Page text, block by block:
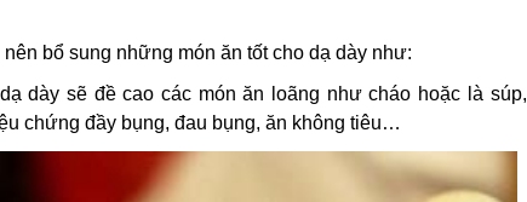
bổ sung những món ăn tốt cho dạ dày như:
dày sẽ đề cao các món ăn loãng như cháo hoặc là súp,
chứng đầy bụng, đau bụng, ăn không tiêu…